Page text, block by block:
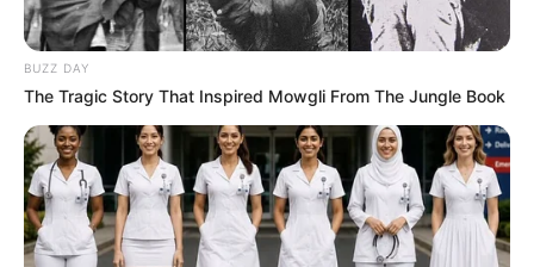
Midi-Libre : 14 – 12 – 16 – 4 – 8 – 11 – 5 – 10
Ouest France : 16 – 10 – 11 – 14 – 2 – 5 – 4 – 12
RMC : 11 – 14 – 16 – 10 – 4 – 12 – 2 – 5
Scoopdyga : 16 – 2 – 11 – 14 – 8 – 4 – 5 – 12
Tiercé-Magazine : 14 – 16 – 11 – 2 – 4 – 8 – 10 – 12
Tropiques-FM : 14 – 16 – 11 – 5 – 12 – 4 – 2 – 8
Turfomania : 16 – 11 – 5 – 9 – 14 – 12 – 8 – 2
ZEturf.fr : 14 – 16 – 11 – 5 – 2 – 10 – 12 – 8
Découvrez encore plus dePronos de la presse avec le Turf
BUZZ DAY
The Tragic Story That Inspired Mowgli From The Jungle Book